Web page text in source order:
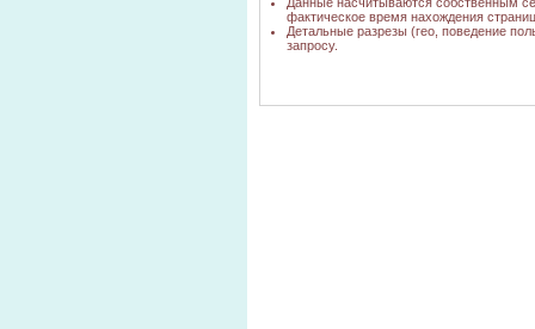
фактическое время нахождения
Детальные разрезы (гео, поведение
запросу.